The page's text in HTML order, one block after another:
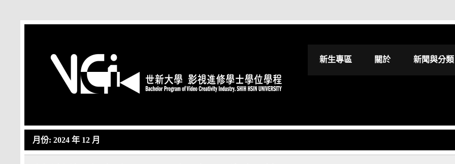
content
世新大學影視
新生專區 關於 新聞與分類
月份:2024 年 12 月